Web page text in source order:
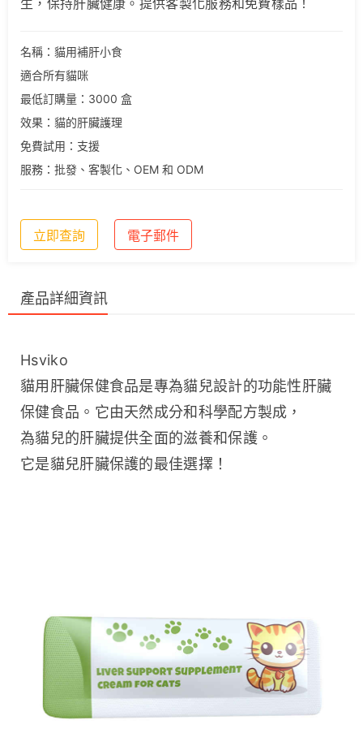
生，保持肝臟健康。提供客製化服務和免費樣品！
名稱：貓用補肝小食
適合所有貓咪
最低訂購量：3000 盒
效果：貓的肝臟護理
免費試用：支援
服務：批發、客製化、OEM 和 ODM
立即查詢 電子郵件
產品詳細資訊
Hsviko
貓用肝臟保健食品是專為貓兒設計的功能性肝臟
保健食品。它由天然成分和科學配方製成，
為貓兒的肝臟提供全面的滋養和保護。
它是貓兒肝臟保護的最佳選擇！